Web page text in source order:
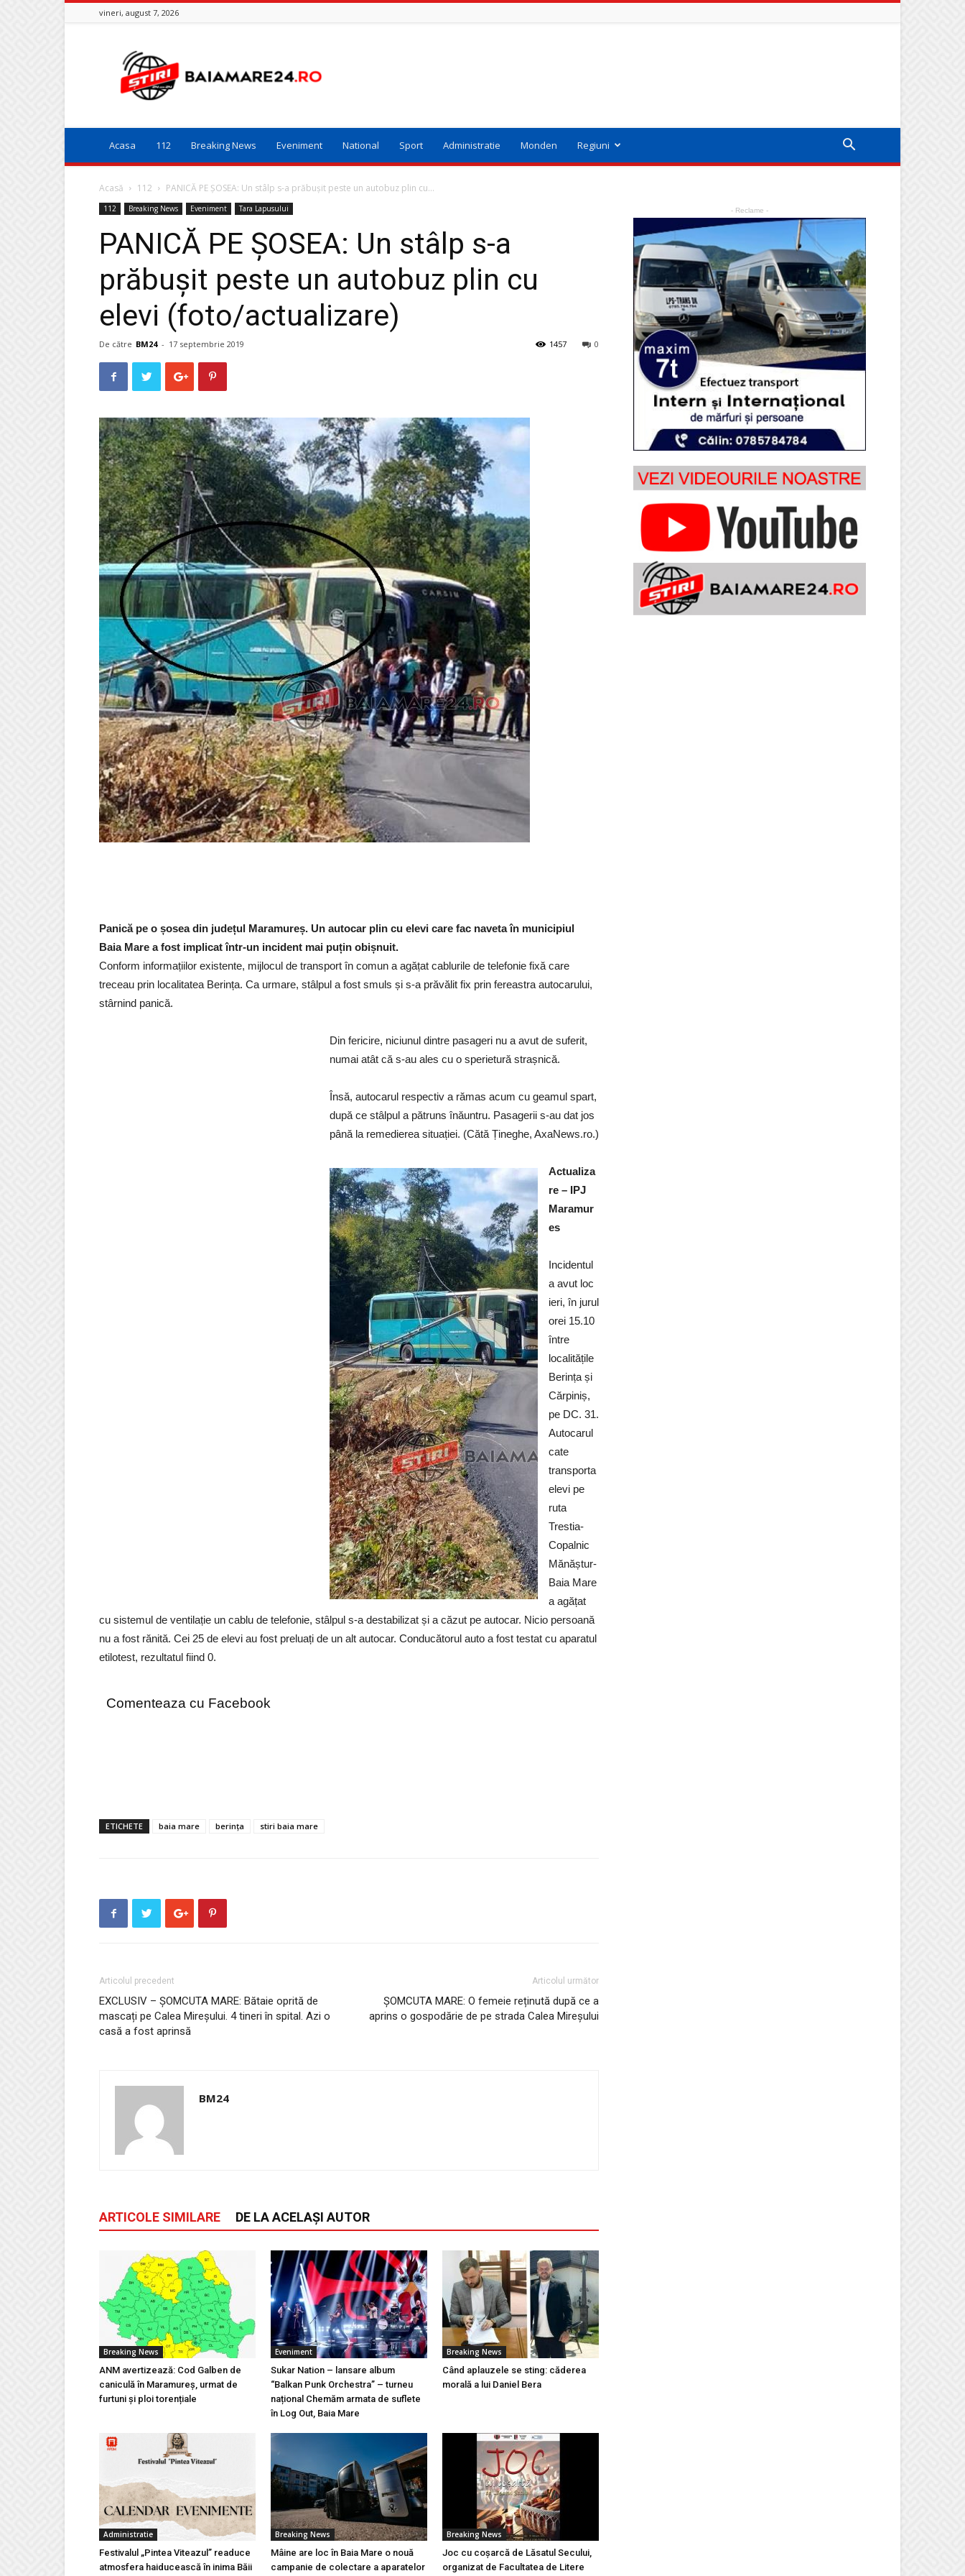
vineri, august 7, 2026
Baia
Mare
24
Acasa 112 Breaking News Eveniment National Sport Administratie Monden Regiuni
Acasă 112 PANICĂ PE ȘOSEA: Un stâlp s-a prăbușit peste un autobuz plin cu...
112 Breaking News Eveniment Tara Lapusului
PANICĂ PE ȘOSEA: Un stâlp s-a
prăbușit peste un autobuz plin cu
elevi (foto/actualizare)
De către BM24 - 17 septembrie 2019 0
1457
Panică pe o șosea din județul Maramureș. Un autocar plin cu elevi care fac naveta în municipiul
Baia Mare a fost implicat într-un incident mai puțin obișnuit.
Conform informațiilor existente, mijlocul de transport în comun a agățat cablurile de telefonie fixă care
treceau prin localitatea Berința. Ca urmare, stâlpul a fost smuls și s-a prăvălit fix prin fereastra autocarului,
stârnind panică.
Din fericire, niciunul dintre pasageri nu a avut de suferit,
numai atât că s-au ales cu o sperietură strașnică.
Însă, autocarul respectiv a rămas acum cu geamul spart,
după ce stâlpul a pătruns înăuntru. Pasagerii s-au dat jos
până la remedierea situației. (Cătă Țineghe, AxaNews.ro.)
Actualiza
re – IPJ
Maramur
es
Incidentul
a avut loc
ieri, în jurul
orei 15.10
între
localitățile
Berința și
Cărpiniș,
pe DC. 31.
Autocarul
cate
transporta
elevi pe
ruta
Trestia-
Copalnic
Mănăștur-
Baia Mare
a agățat
cu sistemul de ventilație un cablu de telefonie, stâlpul s-a destabilizat și a căzut pe autocar. Nicio persoană
nu a fost rănită. Cei 25 de elevi au fost preluați de un alt autocar. Conducătorul auto a fost testat cu aparatul
etilotest, rezultatul fiind 0.
Comenteaza cu Facebook
ETICHETE baia mare berința stiri baia mare
Articolul precedent
EXCLUSIV – ȘOMCUTA MARE: Bătaie oprită de
mascați pe Calea Mireșului. 4 tineri în spital. Azi o
casă a fost aprinsă
Articolul următor
ȘOMCUTA MARE: O femeie reținută după ce a
aprins o gospodărie de pe strada Calea Mireșului
BM24
ARTICOLE SIMILARE DE LA ACELAȘI AUTOR
Breaking News
ANM avertizează: Cod Galben de
caniculă în Maramureș, urmat de
furtuni și ploi torențiale
Eveniment
Sukar Nation – lansare album
“Balkan Punk Orchestra” – turneu
național Chemăm armata de suflete
în Log Out, Baia Mare
Breaking News
Când aplauzele se sting: căderea
morală a lui Daniel Bera
Administratie
Festivalul „Pintea Viteazul” readuce
atmosfera haiducească în inima Băii
Breaking News
Mâine are loc în Baia Mare o nouă
campanie de colectare a aparatelor
Breaking News
Joc cu coșarcă de Lăsatul Secului,
organizat de Facultatea de Litere
- Reclame -